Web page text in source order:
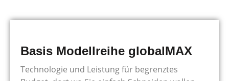
Basis Modellreihe globalMAX
Technologie und Leistung für begrenztes